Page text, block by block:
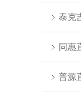
泰克
同惠
普源